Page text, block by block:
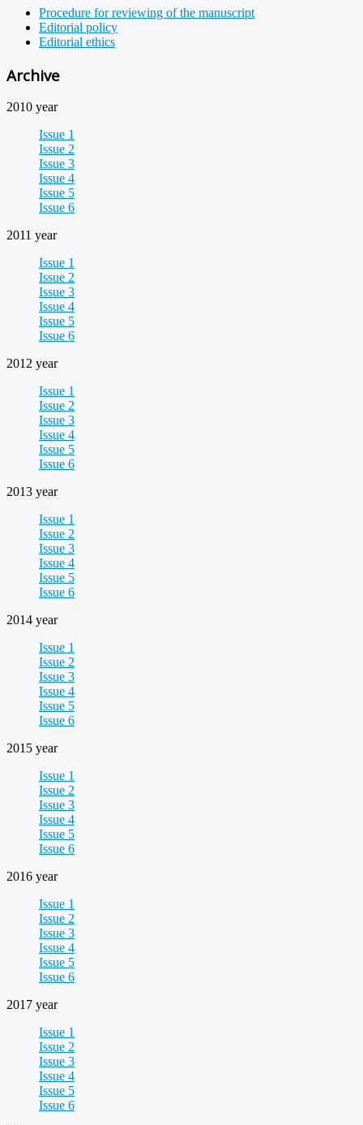
Procedure for reviewing of the manuscript
Editorial policy
Editorial ethics
Archive
2010 year
Issue 1
Issue 2
Issue 3
Issue 4
Issue 5
Issue 6
2011 year
Issue 1
Issue 2
Issue 3
Issue 4
Issue 5
Issue 6
2012 year
Issue 1
Issue 2
Issue 3
Issue 4
Issue 5
Issue 6
2013 year
Issue 1
Issue 2
Issue 3
Issue 4
Issue 5
Issue 6
2014 year
Issue 1
Issue 2
Issue 3
Issue 4
Issue 5
Issue 6
2015 year
Issue 1
Issue 2
Issue 3
Issue 4
Issue 5
Issue 6
2016 year
Issue 1
Issue 2
Issue 3
Issue 4
Issue 5
Issue 6
2017 year
Issue 1
Issue 2
Issue 3
Issue 4
Issue 5
Issue 6